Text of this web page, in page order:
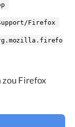
Firefox
zou Firefox